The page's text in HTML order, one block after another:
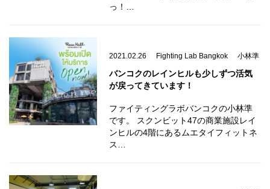
っ！…
2021.02.26 Fighting Lab Bangkok 小林準
バンコクのレインヒルも少しずつ活気
が戻ってきています！
ファイティングラボバンコクの小林準
です。 スクンビット47の商業施設レイ
ンヒルの4階にあるムエタイフィットネ
ス…